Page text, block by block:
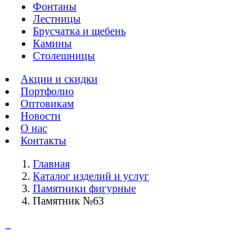
Фонтаны
Лестницы
Брусчатка и щебень
Камины
Столешницы
Акции и скидки
Портфолио
Оптовикам
Новости
О нас
Контакты
Главная
Каталог изделий и услуг
Памятники фигурные
Памятник №63